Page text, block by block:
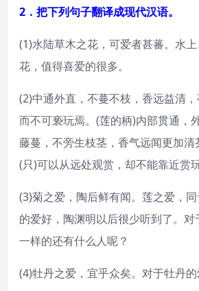
2．把下列句子翻译成现代汉语。
(1)水陆草木之花，可爱者甚蕃。水
花，值得喜爱的很多。
(2)中通外直，不蔓不枝，香远益清
而不可亵玩焉。(莲的柄)内部贯通，
藤蔓，不旁生枝茎，香气远闻更加清
(只)可以从远处观赏，却不能靠近赏玩
(3)菊之爱，陶后鲜有闻。莲之爱，
的爱好，陶渊明以后很少听到了。
一样的还有什么人呢？
(4)牡丹之爱，宜乎众矣。对于牡丹